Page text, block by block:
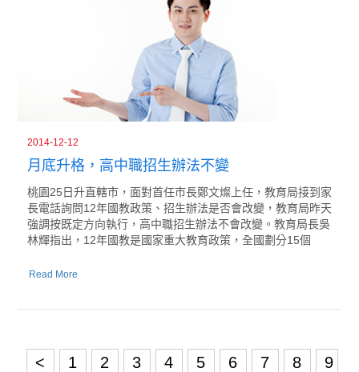
2014-12-12
月底升格，高中職招生辦法不變
桃園25日升直轄市，面對首任市長鄭文燦上任，教育局接到家
長電話詢問12年國教政策、招生辦法是否會改變，教育局昨天
強調按既定方向執行，高中職招生辦法不會改變。教育局長吳
林輝指出，12年國教是國家重大教育政策，全國劃分15個
Read More
< 1 2 3 4 5 6 7 8 9